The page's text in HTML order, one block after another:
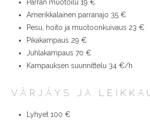
Parran muotoilu 19 €
Amerikkalainen parranajo 35 €
Pesu, hoito ja muotoonkuivaus 23 €
Pikakampaus 29 €
Juhlakampaus 70 €
Kampauksen suunnittelu 34 €/h
VÄRJÄYS JA
Lyhyet 100 €